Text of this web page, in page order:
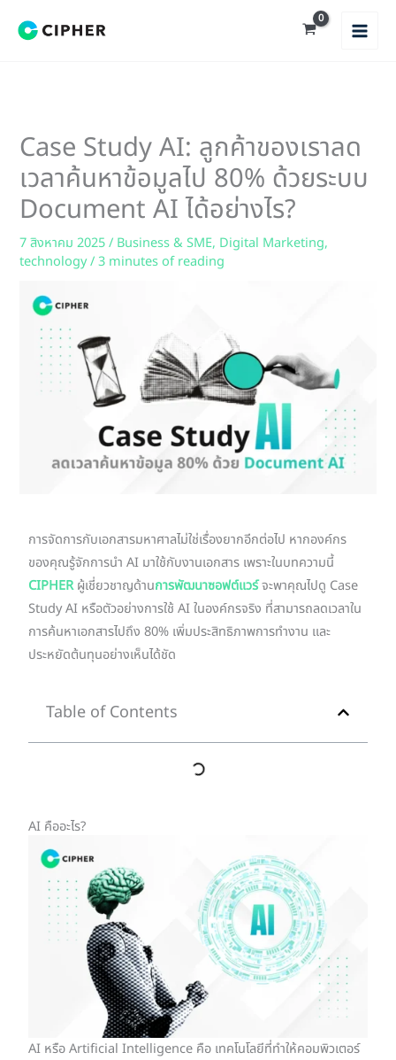
Case Study AI: ลูกค้าของเราลด
เวลาค้นหาข้อมูลไป 80% ด้วยระบบ
Document AI ได้อย่างไร?
7 สิงหาคม 2025/ Business & SME, Digital Marketing,
technology/3 minutes of reading
การจัดการกับเอกสารมหาศาลไม่ใช่เรื่องยากอีกต่อไป หากองค์กร
ของคุณรู้จักการนำ AI มาใช้กับงานเอกสาร เพราะในบทความนี้
CIPHERผู้เชี่ยวชาญด้านการพัฒนาซอฟต์แวร์จะพาคุณไปดู Case
Study AI หรือตัวอย่างการใช้ AI ในองค์กรจริง ที่สามารถลดเวลาใน
การค้นหาเอกสารไปถึง 80% เพิ่มประสิทธิภาพการทำงาน และ
ประหยัดต้นทุนอย่างเห็นได้ชัด
Table of Contents
AI คืออะไร?
AI หรือ Artificial Intelligence คือ เทคโนโลยีที่ทำให้คอมพิวเตอร์